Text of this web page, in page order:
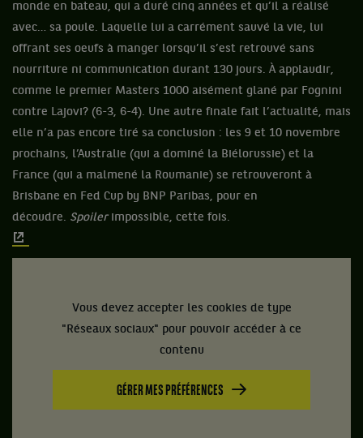
monde en bateau, qui a duré cinq années et qu’il a réalisé
avec… sa poule. Laquelle lui a carrément sauvé la vie, lui
offrant ses oeufs à manger lorsqu’il s’est retrouvé sans
nourriture ni communication durant 130 jours. À applaudir,
comme le premier Masters 1000 aisément glané par Fognini
contre Lajovi? (6-3, 6-4). Une autre finale fait l’actualité, mais
elle n’a pas encore tiré sa conclusion : les 9 et 10 novembre
prochains, l’Australie (qui a dominé la Biélorussie) et la
France (qui a malmené la Roumanie) se retrouveront à
Brisbane en Fed Cup by BNP Paribas, pour en
découdre. Spoilerimpossible, cette fois.
Vous devez accepter les cookies de type
"Réseaux sociaux" pour pouvoir accéder à ce
contenu
GÉRER MES PRÉFÉRENCES